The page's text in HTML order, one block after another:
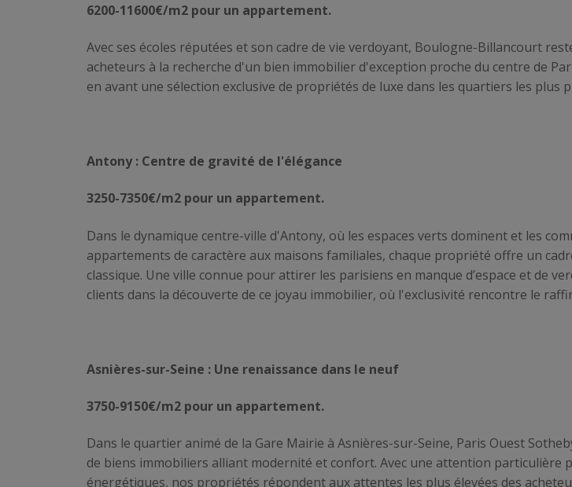
6200-11600€/m2 pour un appartement.
Avec ses écoles réputées et son cadre de vie verdoyant, Boulogne-Billancourt
acheteurs à la recherche d'un bien immobilier d'exception proche du centre de
en avant une sélection exclusive de propriétés de luxe dans les quartiers les plus
Antony : Centre de gravité de l'élégance
3250-7350€/m2 pour un appartement.
Dans le dynamique centre-ville d'Antony, où les espaces verts dominent et les
appartements de caractère aux maisons familiales, chaque propriété offre un
classique. Une ville connue pour attirer les parisiens en manque d’espace et de
clients dans la découverte de ce joyau immobilier, où l'exclusivité rencontre le
Asnières-sur-Seine : Une renaissance dans le neuf
3750-9150€/m2 pour un appartement.
Dans le quartier animé de la Gare Mairie à Asnières-sur-Seine, Paris Ouest
de biens immobiliers alliant modernité et confort. Avec une attention particulière
énergétiques, nos propriétés répondent aux attentes les plus élevées des